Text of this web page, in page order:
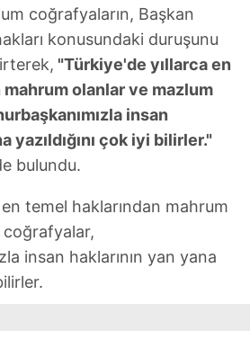
coğrafyaların, Başkan
konusundaki duruşunu
"Türkiye'de yıllarca en
mahrum olanlar ve mazlum
insan
yazıldığını çok iyi bilirler."
bulundu.
temel haklarından mahrum
insan haklarının yan yana